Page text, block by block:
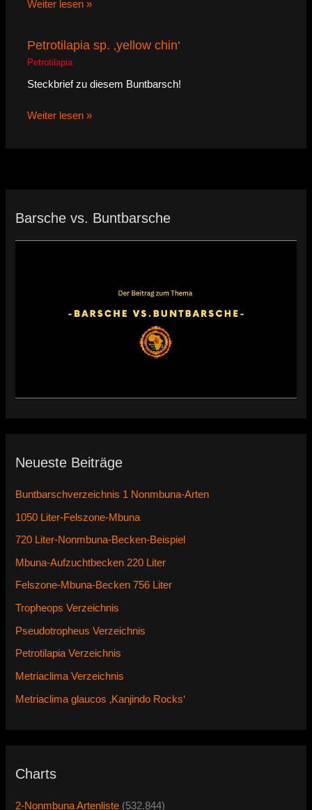
Weiter lesen »
Petrotilapia sp. ‚yellow chin‘
Petrotilapia
Steckbrief zu diesem Buntbarsch!
Weiter lesen »
Barsche vs. Buntbarsche
Neueste Beiträge
Buntbarschverzeichnis 1 Nonmbuna-Arten
1050 Liter-Felszone-Mbuna
720 Liter-Nonmbuna-Becken-Beispiel
Mbuna-Aufzuchtbecken 220 Liter
Felszone-Mbuna-Becken 756 Liter
Tropheops Verzeichnis
Pseudotropheus Verzeichnis
Petrotilapia Verzeichnis
Metriaclima Verzeichnis
Metriaclima glaucos ‚Kanjindo Rocks‘
Charts
2-Nonmbuna Artenliste (532.844)